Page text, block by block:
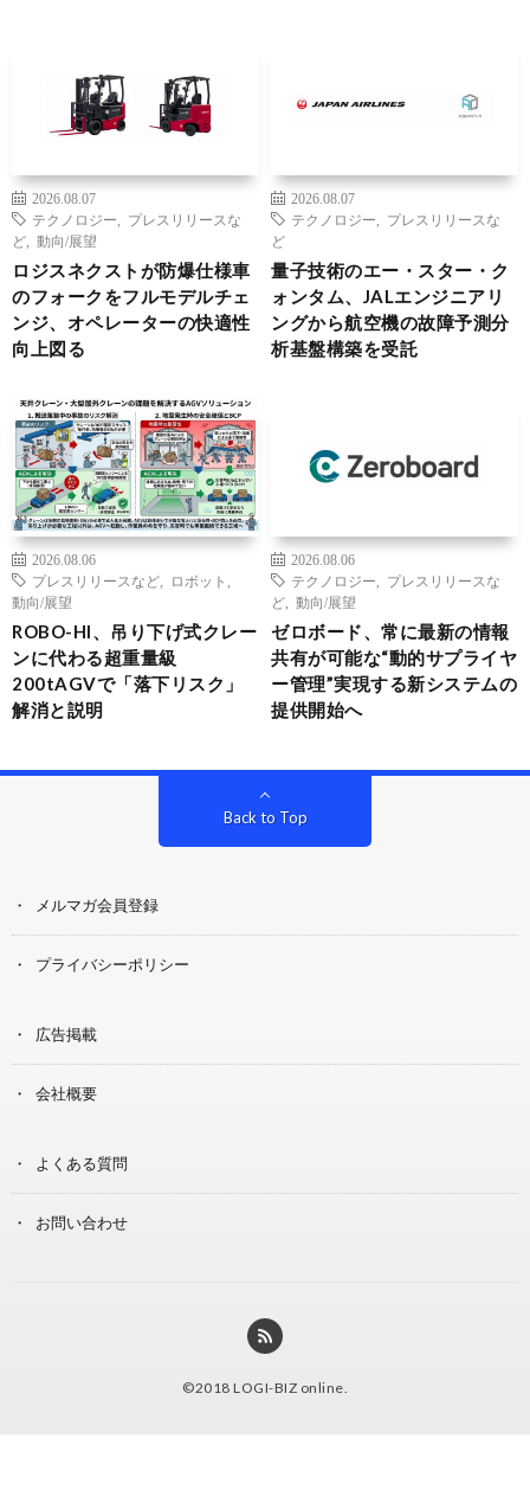
2026.08.07
テクノロジー
プレスリリースな
ど
動向/展望
ロジスネクストが防爆仕様車
のフォークをフルモデルチェ
ンジ、オペレーターの快適性
向上図る
2026.08.07
テクノロジー
プレスリリースな
ど
量子技術のエー・スター・ク
ォンタム、JALエンジニアリ
ングから航空機の故障予測分
析基盤構築を受託
2026.08.06
プレスリリースなど
ロボット
動向/展望
ROBO-HI、吊り下げ式クレー
ンに代わる超重量級
200tAGVで「落下リスク」
解消と説明
2026.08.06
テクノロジー
プレスリリースな
ど
動向/展望
ゼロボード、常に最新の情報
共有が可能な“動的サプライヤ
ー管理”実現する新システムの
提供開始へ
Back to Top
メルマガ会員登録
プライバシーポリシー
広告掲載
会社概要
よくある質問
お問い合わせ
©2018 LOGI-BIZ online.